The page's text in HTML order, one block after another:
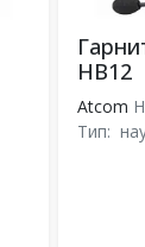
HB12
Atcom
Тип: